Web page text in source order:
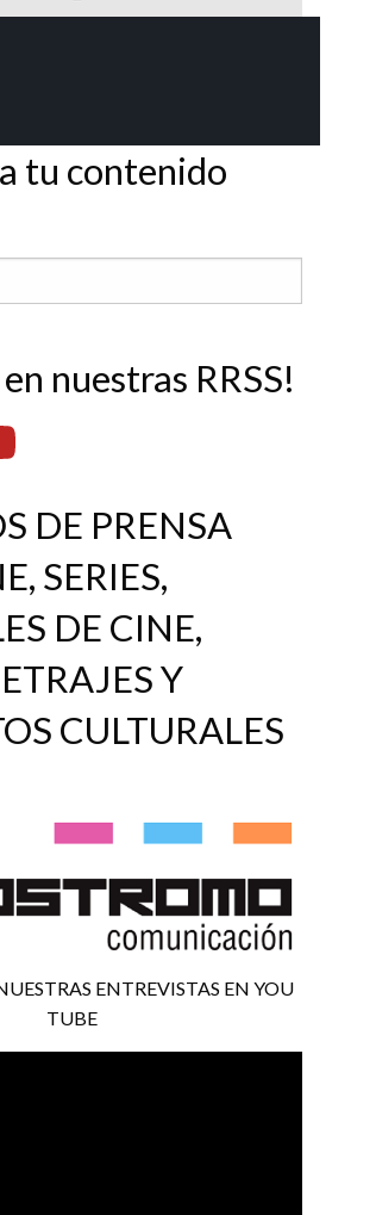
tu contenido
nuestras RRSS!
DE PRENSA
SERIES,
DE CINE,
Y
CULTURALES
ENTREVISTAS EN YOU
TUBE